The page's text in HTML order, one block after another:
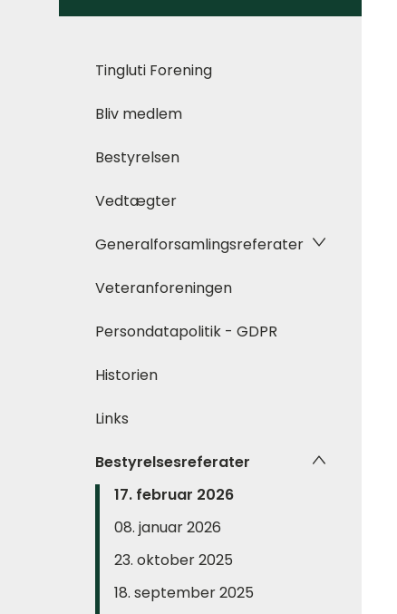
Tingluti Forening
Bliv medlem
Bestyrelsen
Vedtægter
Generalforsamlingsreferater
Veteranforeningen
Persondatapolitik - GDPR
Historien
Links
Bestyrelsesreferater
17. februar 2026
08. januar 2026
23. oktober 2025
18. september 2025